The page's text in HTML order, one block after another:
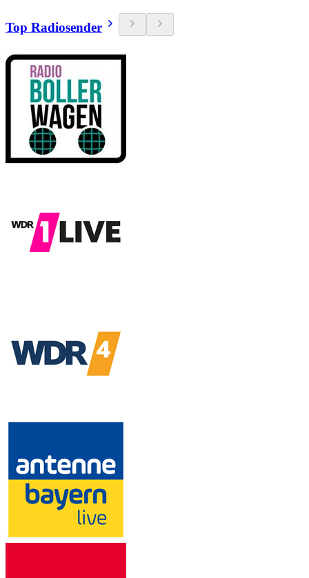
Top Radiosender